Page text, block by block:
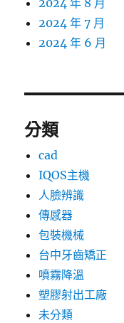
2024 年 8 月
2024 年 7 月
2024 年 6 月
分類
cad
IQOS主機
人臉辨識
傳感器
包裝機械
台中牙齒矯正
噴霧降溫
塑膠射出工廠
未分類